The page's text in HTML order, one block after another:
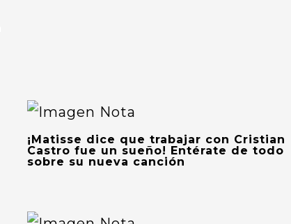
¡Matisse dice que trabajar con Cristian
Castro fue un sueño! Entérate de todo
sobre su nueva canción